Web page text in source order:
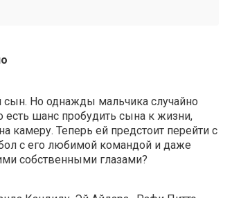
Но однажды мальчика случайно
есть шанс пробудить сына к жизни,
камеру. Теперь ей предстоит перейти с
с его любимой командой и даже
собственными глазами?